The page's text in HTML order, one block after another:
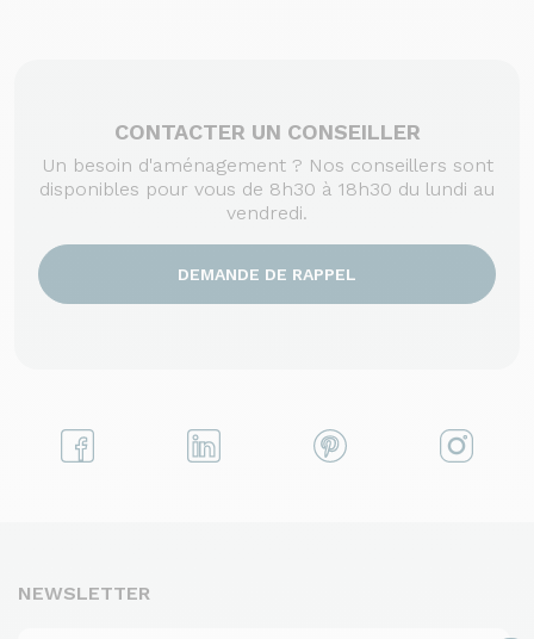
CONTACTER UN CONSEILLER
Un besoin d'aménagement ? Nos conseillers sont
disponibles pour vous de 8h30 à 18h30 du lundi au
vendredi.
DEMANDE DE RAPPEL
NEWSLETTER